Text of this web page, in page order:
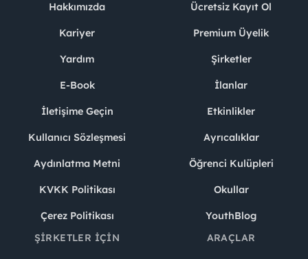
Hakkımızda
Kariyer
Yardım
E-Book
İletişime Geçin
Kullanıcı Sözleşmesi
Aydınlatma Metni
KVKK Politikası
Çerez Politikası
Ücretsiz Kayıt Ol
Premium Üyelik
Şirketler
İlanlar
Etkinlikler
Ayrıcalıklar
Öğrenci Kulüpleri
Okullar
YouthBlog
ŞIRKETLER İÇIN
ARAÇLAR